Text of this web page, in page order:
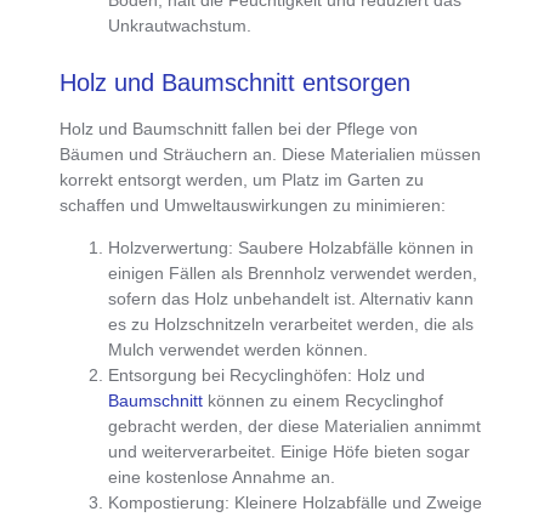
Unkrautwachstum.
Holz und Baumschnitt entsorgen
Holz und Baumschnitt fallen bei der Pflege von
Bäumen und Sträuchern an . Diese Materialien müssen
korrekt entsorgt werden, um Platz im Garten zu
schaffen und Umweltauswirkungen zu minimieren:
Holzverwertung: Saubere Holzabfälle können in
einigen Fällen als Brennholz verwendet werden,
sofern das Holz unbehandelt ist. Alternativ kann
es zu Holzschnitzeln verarbeitet werden, die als
Mulch verwendet werden können.
Entsorgung bei Recyclinghöfen: Holz und
Baumschnitt können zu einem Recyclinghof
gebracht werden, der diese Materialien annimmt
und weiterverarbeitet. Einige Höfe bieten sogar
eine kostenlose Annahme an.
Kompostierung: Kleinere Holzabfälle und Zweige